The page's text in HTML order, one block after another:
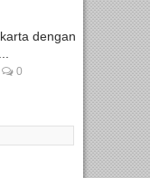
dengan
0